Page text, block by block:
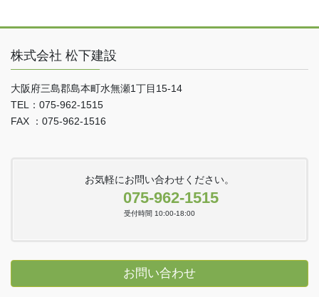
株式会社 松下建設
大阪府三島郡島本町水無瀬1丁目15-14
TEL：075-962-1515
FAX ：075-962-1516
お気軽にお問い合わせください。
075-962-1515
受付時間 10:00-18:00
お問い合わせ